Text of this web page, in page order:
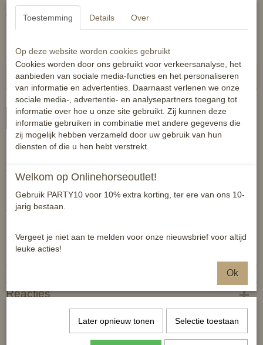
€ 12,95 (inclusief btw 21%)
Aantal
In winkelwagen
Kleurrijke poetsset in handig tasje.
Voorzien van een zweetmes, spons, hoevenkrabber, manenkam,
rosborstel, plastic borstel en een vachtborstel.
Alles bij de hand om je paard of pony te verzorgen!
Specificaties
Reacties
Toestemming Details Over
Op deze website worden cookies gebruikt
Cookies worden door ons gebruikt voor verkeersanalyse, het
aanbieden van sociale media-functies en het personaliseren
van informatie en advertenties. Daarnaast verlenen we onze
sociale media-, advertentie- en analysepartners toegang tot
informatie over hoe u onze site gebruikt. Zij kunnen deze
informatie gebruiken in combinatie met andere gegevens die
zij mogelijk hebben verzameld door uw gebruik van hun
diensten of die u hen hebt verstrekt.
Welkom op Onlinehorseoutlet!
Gebruik PARTY10 voor 10% extra korting, ter ere van ons 10-
jarig bestaan.
Vergeet je niet aan te melden voor onze nieuwsbrief voor altijd
leuke acties!
Ok
Later opnieuw tonen Selectie toestaan